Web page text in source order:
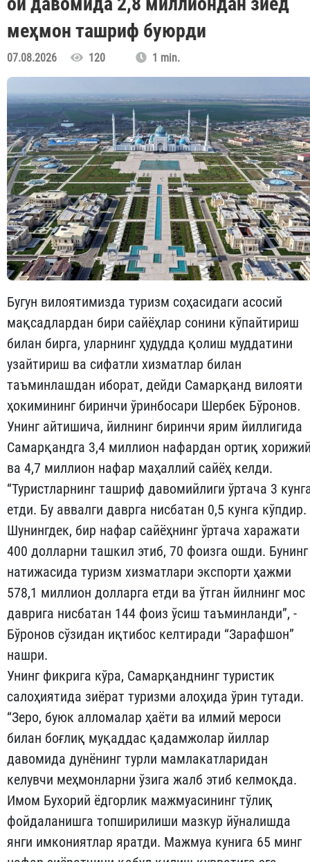
меҳмон ташриф буюрди
07.08.2026 120 1 min.
Бугун вилоятимизда туризм соҳасидаги асосий
мақсадлардан бири сайёҳлар сонини кўпайтириш
билан бирга, уларнинг ҳудудда қолиш муддатини
узайтириш ва сифатли хизматлар билан
таъминлашдан иборат, дейди Самарқанд вилояти
ҳокимининг биринчи ўринбосари Шербек Бўронов.
Унинг айтишича, йилнинг биринчи ярим йиллигида
Самарқандга 3,4 миллион нафардан ортиқ
ва 4,7 миллион нафар маҳаллий сайёҳ келди.
“Туристларнинг ташриф давомийлиги ўртача 3
етди. Бу аввалги даврга нисбатан 0,5 кунга кўпдир.
Шунингдек, бир нафар сайёҳнинг ўртача харажати
400 долларни ташкил этиб, 70 фоизга ошди. Бунинг
натижасида туризм хизматлари экспорти ҳажми
578,1 миллион долларга етди ва ўтган йилнинг мос
даврига нисбатан 144 фоиз ўсиш таъминланди”, -
Бўронов сўзидан иқтибос келтиради “Зарафшон”
нашри.
Унинг фикрига кўра, Самарқанднинг туристик
салоҳиятида зиёрат туризми алоҳида ўрин тутади.
“Зеро, буюк алломалар ҳаёти ва илмий мероси
билан боғлиқ муқаддас қадамжолар йиллар
давомида дунёнинг турли мамлакатларидан
келувчи меҳмонларни ўзига жалб этиб келмоқда.
Имом Бухорий ёдгорлик мажмуасининг тўлиқ
фойдаланишга топширилиши мазкур йўналишда
янги имкониятлар яратди. Мажмуа кунига 65 минг